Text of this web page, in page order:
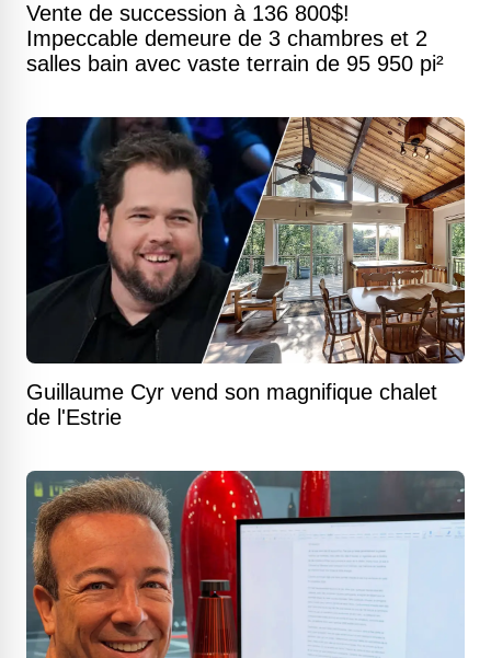
Vente de succession à 136 800$!
Impeccable demeure de 3 chambres et 2
salles bain avec vaste terrain de 95 950 pi²
Guillaume Cyr vend son magnifique chalet
de l'Estrie